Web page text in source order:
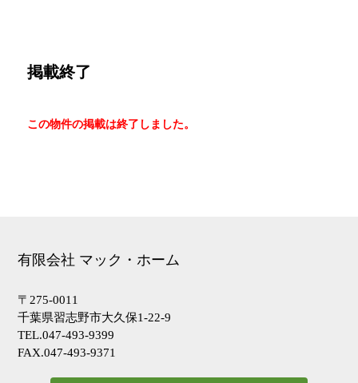
掲載終了
この物件の掲載は終了しました。
有限会社 マック・ホーム
〒275-0011
千葉県習志野市大久保1-22-9
TEL.047-493-9399
FAX.047-493-9371